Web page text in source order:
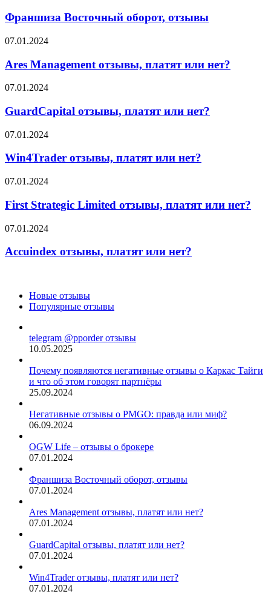
оборот,
отзывы
Франшиза Восточный оборот, отзывы
Ares
отзывы,
платят
или
07.01.2024
Ares Management отзывы, платят или нет?
GuardCapital
платят
или
нет?
07.01.2024
GuardCapital отзывы, платят или нет?
Win4Trader
платят
нет?
07.01.2024
Win4Trader отзывы, платят или нет?
First
Limited
отзывы,
платят
или
нет?
07.01.2024
First Strategic Limited отзывы, платят или нет?
Accuindex
платят
07.01.2024
Accuindex отзывы, платят или нет?
Новые отзывы
Популярные отзывы
telegram @pporder отзывы
10.05.2025
Почему появляются негативные отзывы о Каркас Тайги
и что об этом говорят партнёры
25.09.2024
Негативные отзывы о PMGO: правда или миф?
06.09.2024
OGW Life – отзывы о брокере
07.01.2024
Франшиза Восточный оборот, отзывы
07.01.2024
Ares Management отзывы, платят или нет?
07.01.2024
GuardCapital отзывы, платят или нет?
07.01.2024
Win4Trader отзывы, платят или нет?
07.01.2024